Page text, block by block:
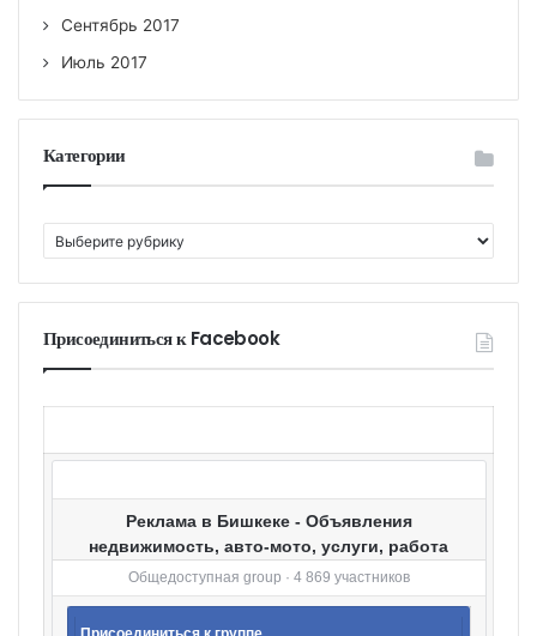
Сентябрь 2017
Июль 2017
Категории
а
т
г
и
Присоединиться к Facebook
Реклама в Бишкеке - Объявления
недвижимость, авто-мото, услуги, работа
Общедоступная group · 4 869 участников